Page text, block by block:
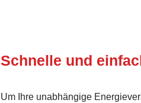
Schnelle und
Um Ihre unabhängige